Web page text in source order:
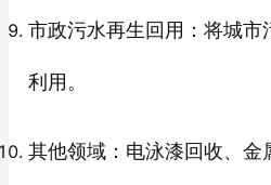
市政污水再生回用：将城
利用。
其他领域：电泳漆回收、